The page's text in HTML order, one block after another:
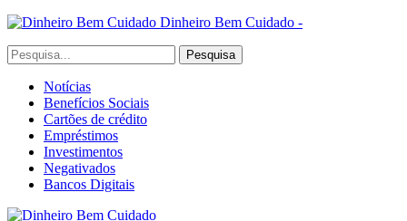
Dinheiro Bem Cuidado -
Notícias
Benefícios Sociais
Cartões de crédito
Empréstimos
Investimentos
Negativados
Bancos Digitais